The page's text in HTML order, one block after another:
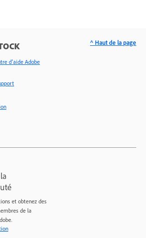
d’aide Adobe
et obtenez des
de la
^ Haut de la page